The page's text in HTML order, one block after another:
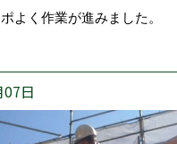
よく作業が進みました。
日